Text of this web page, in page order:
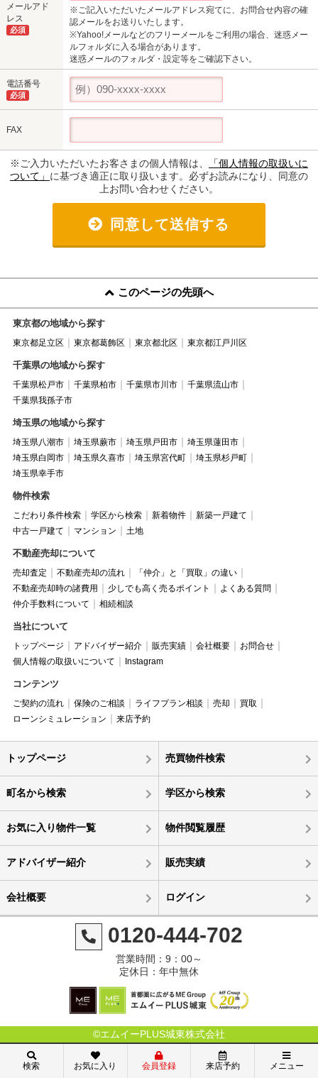
メールアド
レス
必須
※ご記入いただいたメールアドレス宛てに、お問合せ内容の確
認メールをお送りいたします。
※Yahoo!メールなどのフリーメールをご利用の場合、迷惑メー
ルフォルダに入る場合があります。
迷惑メールのフォルダ・設定等をご確認下さい。
電話番号
必須
FAX
※ご入力いただいたお客さまの個人情報は、
「個人情報の取扱いに
ついて」 に基づき適正に取り扱います。必ずお読みになり、同意の
上お問い合わせください。
同意して送信する
このページの先頭へ
東京都の地域から探す
東京都足立区 東京都葛飾区 東京都北区 東京都江戸川区
千葉県の地域から探す
千葉県松戸市 千葉県柏市 千葉県市川市
千葉県流山市
千葉県我孫子市
埼玉県の地域から探す
埼玉県八潮市 埼玉県蕨市 埼玉県戸田市
埼玉県蓮田市
埼玉県白岡市
埼玉県久喜市 埼玉県宮代町
埼玉県杉戸町
埼玉県幸手市
物件検索
こだわり条件検索 学区から検索 新着物件
新築一戸建て
中古一戸建て
マンション 土地
不動産売却について
売却査定 不動産売却の流れ
「仲介」と「買取」の違い
不動産売却時の諸費用
少しでも高く売るポイント
よくある質問
仲介手数料について
相続相談
当社について
トップページ アドバイザー紹介 販売実績 会社概要
お問合せ
個人情報の取扱いについて
Instagram
コンテンツ
ご契約の流れ 保険のご相談 ライフプラン相談 売却
買取
ローンシミュレーション
来店予約
トップページ 売買物件検索
町名から検索 学区から検索
お気に入り物件一覧 物件閲覧履歴
アドバイザー紹介 販売実績
会社概要 ログイン
0120-444-702
営業時間：9：00～
定休日：年中無休
©エムイーPLUS城東株式会社
検索 お気に入り 会員登録 来店予約 メニュー